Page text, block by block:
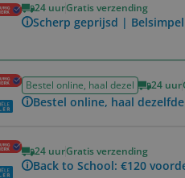
24 uurGratis verzending
Scherp geprijsd | Belsimpel
Bestel online, haal dezel 24 uur
Bestel online, haal
24 uurGratis verzending
Back to School: €120